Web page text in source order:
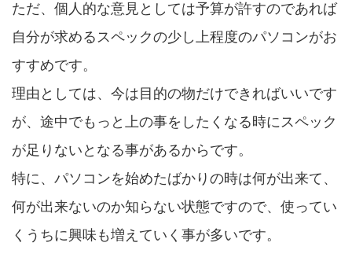
ただ、個人的な意見としては予算が許すのであれば
自分が求めるスペックの少し上程度のパソコンがお
すすめです。
理由としては、今は目的の物だけできればいいです
が、途中でもっと上の事をしたくなる時にスペック
が足りないとなる事があるからです。
特に、パソコンを始めたばかりの時は何が出来て、
何が出来ないのか知らない状態ですので、使ってい
くうちに興味も増えていく事が多いです。